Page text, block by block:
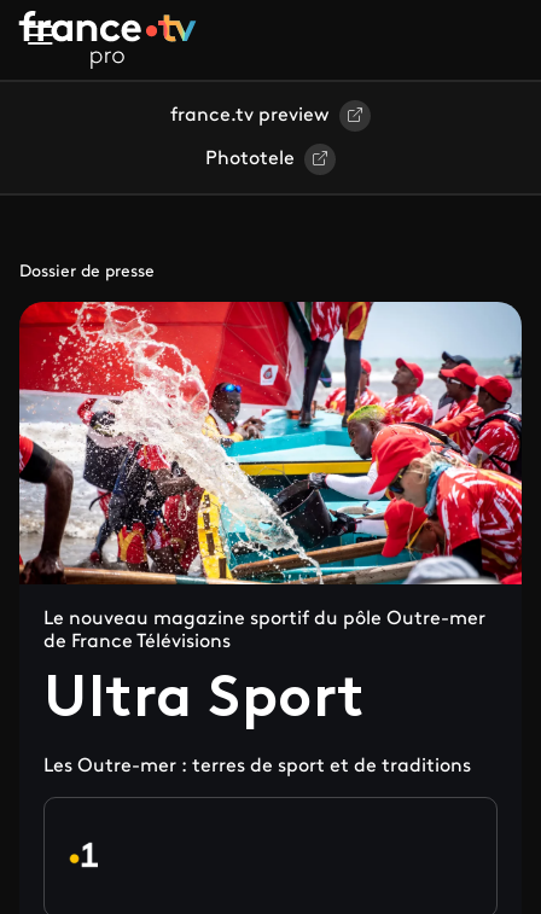
Aller au contenu principal
france.tv preview
Phototele
Dossier de presse
Le nouveau magazine sportif du pôle Outre-mer
de France Télévisions
Ultra Sport
Les Outre-mer : terres de sport et de traditions